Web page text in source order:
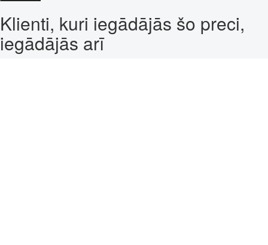
Klienti, kuri iegādājās šo preci,
iegādājās arī